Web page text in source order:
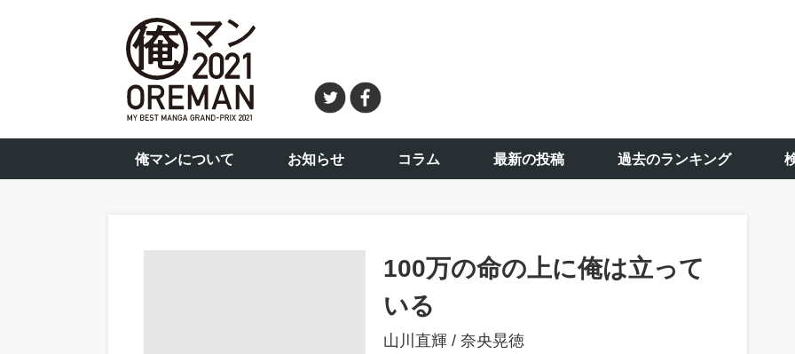
俺マンについて お知らせ コラム 最新の投稿 過去のランキング
100万の命の上に俺は立って
いる
山川直輝 / 奈央晃徳